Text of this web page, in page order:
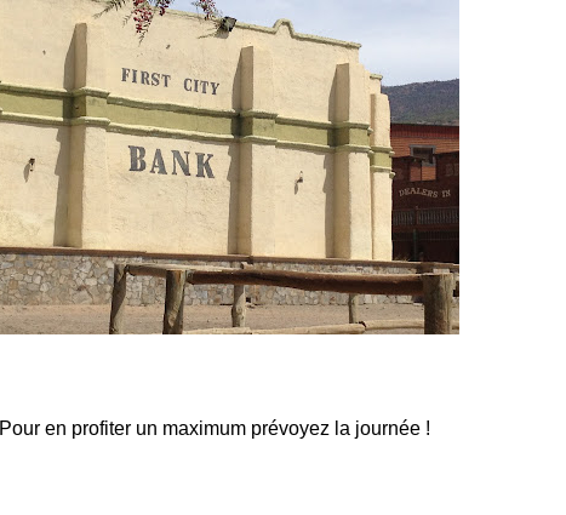
Pour en profiter un maximum prévoyez la journée !